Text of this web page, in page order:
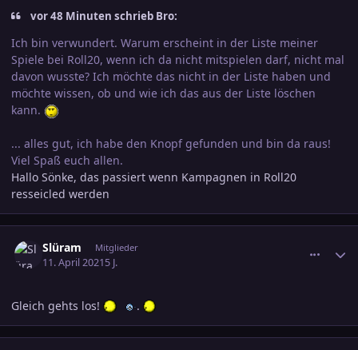
vor 48 Minuten schrieb Bro:
Ich bin verwundert. Warum erscheint in der Liste meiner
Spiele bei Roll20, wenn ich da nicht mitspielen darf, nicht mal
davon wusste? Ich möchte das nicht in der Liste haben und
möchte wissen, ob und wie ich das aus der Liste löschen
kann.
... alles gut, ich habe den Knopf gefunden und bin da raus!
Viel Spaß euch allen.
Hallo Sönke, das passiert wenn Kampagnen in Roll20
resseicled werden
Slüram Mitglieder
11. April 20215 J.
Gleich gehts los! .